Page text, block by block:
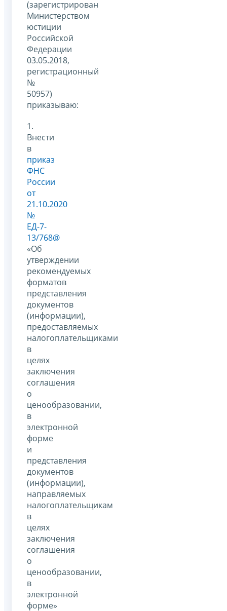
(зарегистрирован
Министерством
юстиции
Российской
Федерации
03.05.2018,
регистрационный
№
50957)
приказываю:
1.
Внести
в
приказ
ФНС
России
от
21.10.2020
№
ЕД-7-
13/768@
«Об
утверждении
рекомендуемых
форматов
представления
документов
(информации),
предоставляемых
налогоплательщиками
в
целях
заключения
соглашения
о
ценообразовании,
в
электронной
форме
и
представления
документов
(информации),
направляемых
налогоплательщикам
в
целях
заключения
соглашения
о
ценообразовании,
в
электронной
форме»